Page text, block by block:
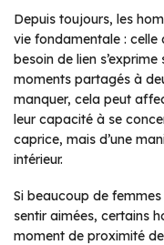
Depuis toujours, les
vie fondamentale : celle
besoin de lien
moments partagés à
manquer, cela peut
leur capacité à se
caprice, mais d’une
intérieur.
Si beaucoup de
sentir aimées, certains
moment de proximité